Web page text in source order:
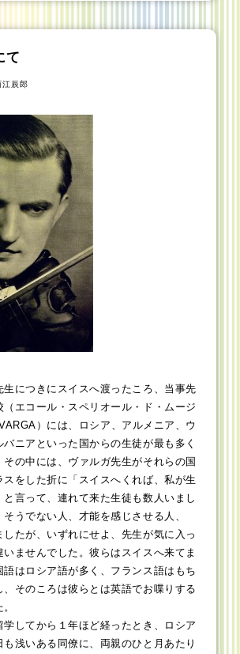
て
辰郎
生につきにスイスへ渡ったころ、当事先
（エコール・スペリオール・ド・ムージ
）には、ロシア、アルメニア、ウ
ニアといった国からの生徒が最も多く
その中には、ヴァルガ先生がそれらの国
スをした折に「スイスへくれば、私が生
と言って、連れて来た生徒も数人いまし
うでない人、才能を感じさせる人、
したが、いずれにせよ、先生が気に入っ
いませんでした。彼らはスイスへ来てま
語はロシア語が多く、フランス語はもち
、そのころは彼らとは英語でお喋りする
学してから１年ほど経ったとき、ロシア
浅いある同僚に、両親のひと月あたり